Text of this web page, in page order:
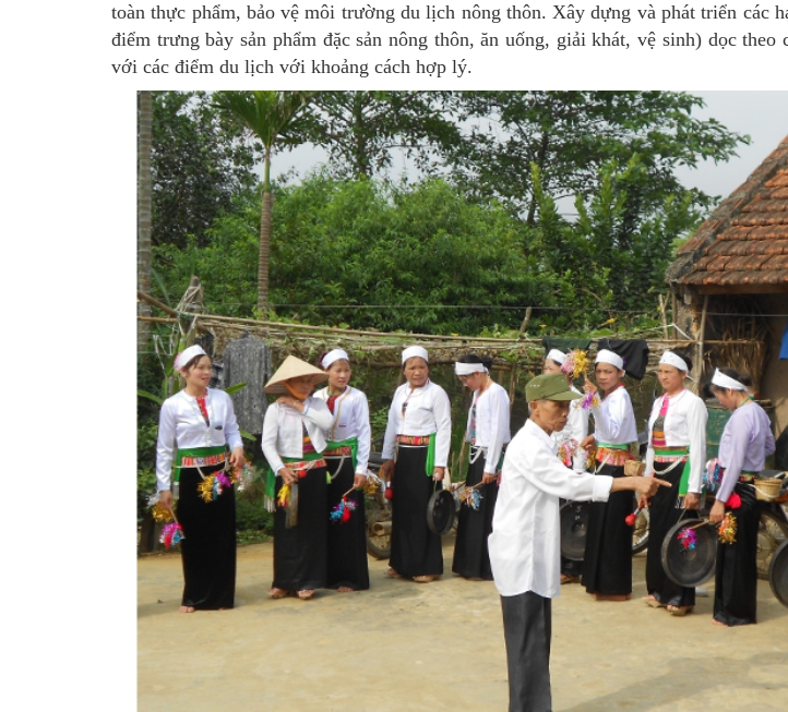
toàn thực phẩm, bảo vệ môi trường du lịch nông thôn. Xây dựng và phát triển các
điểm trưng bày sản phẩm đặc sản nông thôn, ăn uống, giải khát, vệ sinh) dọc theo
với các điểm du lịch với khoảng cách hợp lý.